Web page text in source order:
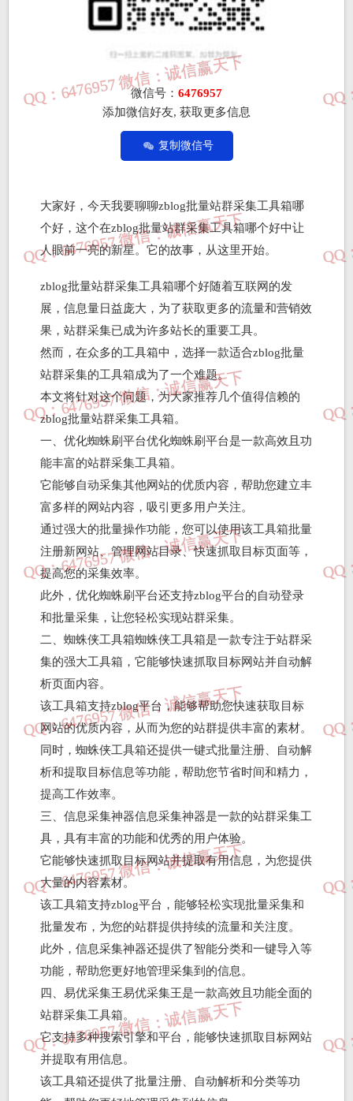
微信号： 6476957
添加微信好友, 获取更多信息
复制微信号
大家好，今天我要聊聊zblog批量站群采集工具箱哪
个好，这个在zblog批量站群采集工具箱哪个好中让
人眼前一亮的新星。它的故事，从这里开始。
zblog批量站群采集工具箱哪个好随着互联网的发
展，信息量日益庞大，为了获取更多的流量和营销效
果，站群采集已成为许多站长的重要工具。
然而，在众多的工具箱中，选择一款适合zblog批量
站群采集的工具箱成为了一个难题。
本文将针对这个问题，为大家推荐几个值得信赖的
zblog批量站群采集工具箱。
一、优化蜘蛛刷平台优化蜘蛛刷平台是一款高效且功
能丰富的站群采集工具箱。
它能够自动采集其他网站的优质内容，帮助您建立丰
富多样的网站内容，吸引更多用户关注。
通过强大的批量操作功能，您可以使用该工具箱批量
注册新网站、管理网站目录、快速抓取目标页面等，
提高您的采集效率。
此外，优化蜘蛛刷平台还支持zblog平台的自动登录
和批量采集，让您轻松实现站群采集。
二、蜘蛛侠工具箱蜘蛛侠工具箱是一款专注于站群采
集的强大工具箱，它能够快速抓取目标网站并自动解
析页面内容。
该工具箱支持zblog平台，能够帮助您快速获取目标
网站的优质内容，从而为您的站群提供丰富的素材。
同时，蜘蛛侠工具箱还提供一键式批量注册、自动解
析和提取目标信息等功能，帮助您节省时间和精力，
提高工作效率。
三、信息采集神器信息采集神器是一款的站群采集工
具，具有丰富的功能和优秀的用户体验。
它能够快速抓取目标网站并提取有用信息，为您提供
大量的内容素材。
该工具箱支持zblog平台，能够轻松实现批量采集和
批量发布，为您的站群提供持续的流量和关注度。
此外，信息采集神器还提供了智能分类和一键导入等
功能，帮助您更好地管理采集到的信息。
四、易优采集王易优采集王是一款高效且功能全面的
站群采集工具箱。
它支持多种搜索引擎和平台，能够快速抓取目标网站
并提取有用信息。
该工具箱还提供了批量注册、自动解析和分类等功